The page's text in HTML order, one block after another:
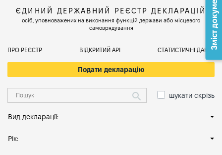
ЄДИНИЙ ДЕРЖАВНИЙ РЕЄСТР ДЕКЛАРАЦІЙ
осіб, уповноважених на виконання функцій держави або місцевого
самоврядування
ПРО РЕЄСТР ВІДКРИТИЙ АРІ СТАТИСТИЧНІ ДАНІ
Подати декларацію
шукати скрізь
Вид декларації:
Рік:
Зміст документа